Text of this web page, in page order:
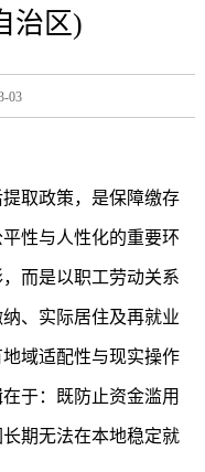
治区)
03
取政策，是保障缴存
性与人性化的重要环
而是以职工劳动关系
、实际居住及再就业
域适配性与现实操作
于：既防止资金滥用
期无法在本地稳定就